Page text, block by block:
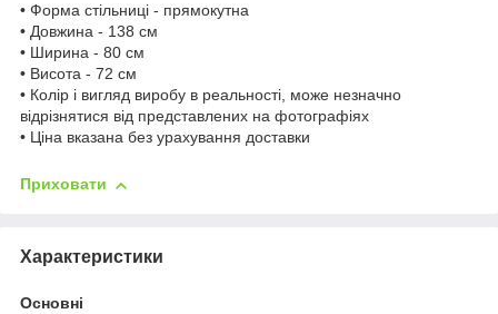
• Форма стільниці - прямокутна
• Довжина - 138 см
• Ширина - 80 см
• Висота - 72 см
• Колір і вигляд виробу в реальності, може незначно
відрізнятися від представлених на фотографіях
• Ціна вказана без урахування доставки
Приховати
Характеристики
Основні